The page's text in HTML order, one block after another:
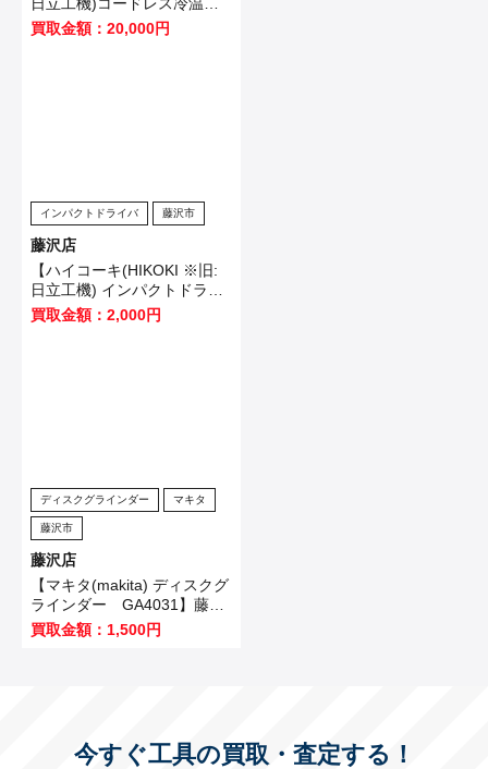
UL18DB(NMG)】藤沢市のお
客様から買取させていただき
買取金額：20,000円
インパクトドライバ 藤沢市
藤沢店
【ハイコーキ(HIKOKI ※旧:
日立工機) インパクトドライ
バ WH12VE】横浜市のお客
様から買取させていただきま
買取金額：2,000円
ディスクグラインダー マキタ
藤沢市
藤沢店
【マキタ(makita) ディスクグ
ラインダー GA4031】藤沢
市のお客様から買取させてい
ただきました！
買取金額：1,500円
今すぐ工具の買取・査定する！